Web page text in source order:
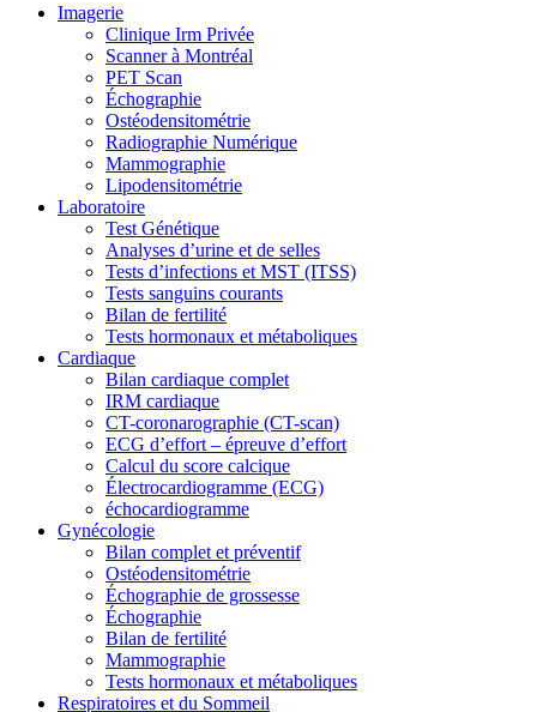
Imagerie
Clinique Irm Privée
Scanner à Montréal
PET Scan
Échographie
Ostéodensitométrie
Radiographie Numérique
Mammographie
Lipodensitométrie
Laboratoire
Test Génétique
Analyses d’urine et de selles
Tests d’infections et MST (ITSS)
Tests sanguins courants
Bilan de fertilité
Tests hormonaux et métaboliques
Cardiaque
Bilan cardiaque complet
IRM cardiaque
CT-coronarographie (CT-scan)
ECG d’effort – épreuve d’effort
Calcul du score calcique
Électrocardiogramme (ECG)
échocardiogramme
Gynécologie
Bilan complet et préventif
Ostéodensitométrie
Échographie de grossesse
Échographie
Bilan de fertilité
Mammographie
Tests hormonaux et métaboliques
Respiratoires et du Sommeil